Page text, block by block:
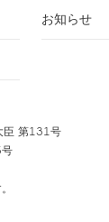
お知らせ
臣 第131号